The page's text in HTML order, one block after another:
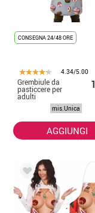
CONSEGNA 24/48 ORE
4.34/5.00
Grembiule da
pasticcere per
adulti
mis.Unica
AGGIUNGI